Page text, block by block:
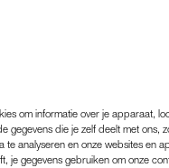
om informatie over je apparaat,
gegevens die je zelf deelt met ons,
analyseren en onze websites en
je gegevens gebruiken om onze